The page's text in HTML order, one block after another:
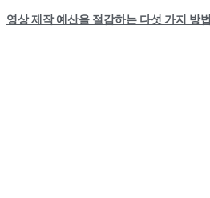
영상 제작 예산을 절감하는 다섯 가지 방법